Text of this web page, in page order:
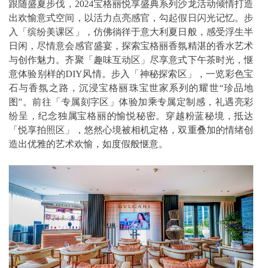
跟随盛夏步伐，2024宝格丽悦享盛典系列沙龙活动倾情打造
出欢愉意式空间，以活力点亮感官，勾起假日闪光记忆。步
入「缤纷美课区」，仿佛徜徉于意大利夏日般，感受浮生半
日闲，尽情意会感官盛宴，探索宝格丽香氛精湛的香水艺术
与创作魅力。齐聚「趣味互动区」尽享意式下午茶时光，惬
意体验别样的DIY风情。步入「神秘探索区」，一览彩色宝
石与香氛之路，沉浸宝格丽珠宝世家系列的耀世“珍品地
图”。前往「专属刻字区」体验加乘专属定制感，礼遇亮彩
纷呈，纪念独属宝格丽的愉悦秘密。穿越粉蓝秘境，抵达
「悦享拍照区」，悠然心境被相机定格，双重叠加的情绪创
造出优雅的艺术欢愉，如度假般惬意。